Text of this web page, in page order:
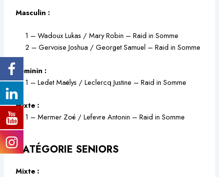
Masculin :
1 – Wadoux Lukas / Mary Robin – Raid in Somme
2 – Gervoise Joshua / Georget Samuel – Raid in Somme
Féminin :
1 – Ledet Maëlys / Leclercq Justine – Raid in Somme
Mixte :
1 – Mermer Zoé / Lefevre Antonin – Raid in Somme
CATÉGORIE SENIORS
Mixte :